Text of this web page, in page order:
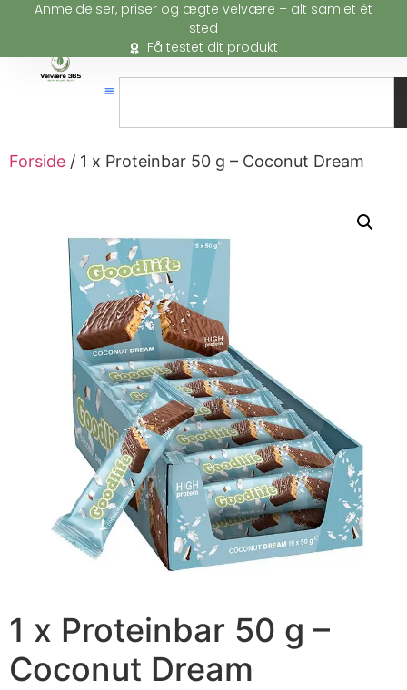
Anmeldelser, priser og ægte velvære – alt samlet ét
sted
Få testet dit produkt
Forside / 1 x Proteinbar 50 g – Coconut Dream
1 x Proteinbar 50 g –
Coconut Dream